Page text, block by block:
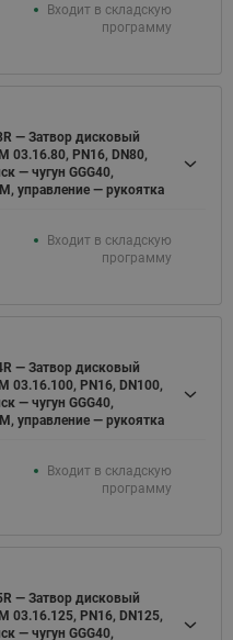
Входит в складскую
программу
— Затвор дисковый
03.16.80, PN16, DN80,
— чугун GGG40,
управление — рукоятка
Входит в складскую
программу
— Затвор дисковый
03.16.100, PN16, DN100,
— чугун GGG40,
управление — рукоятка
Входит в складскую
программу
— Затвор дисковый
03.16.125, PN16, DN125,
— чугун GGG40,